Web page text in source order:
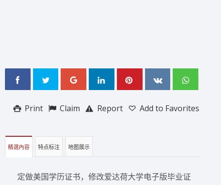
Add to Favorites
Report
Claim
Print
精選內容 特点标注 地图展示
定做美国学历证书，修改爱达荷大学电子版毕业证